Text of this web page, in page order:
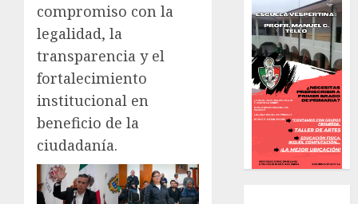
compromiso con la
legalidad, la
transparencia y el
fortalecimiento
institucional en
beneficio de la
ciudadanía.